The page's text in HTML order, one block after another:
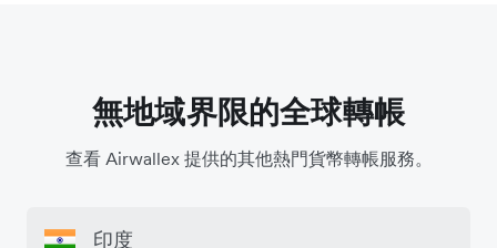
無地域界限的全球轉帳
查看 Airwallex 提供的其他熱門貨幣轉帳服務。
印度